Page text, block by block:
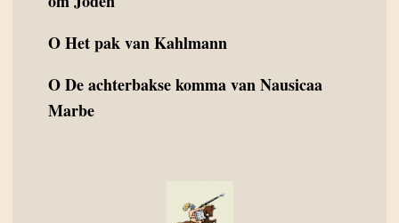
OHet pak van Kahlmann
ODe achterbakse komma van Nausicaa
Marbe